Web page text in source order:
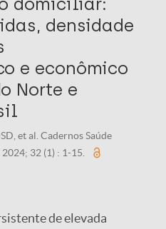
densidade
e econômico
Norte e
et al. Cadernos Saúde
32 (1) : 1-15.
de elevada